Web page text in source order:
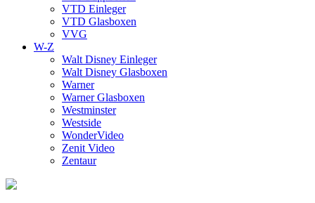
VTD Einleger
VTD Glasboxen
VVG
W-Z
Walt Disney Einleger
Walt Disney Glasboxen
Warner
Warner Glasboxen
Westminster
Westside
WonderVideo
Zenit Video
Zentaur